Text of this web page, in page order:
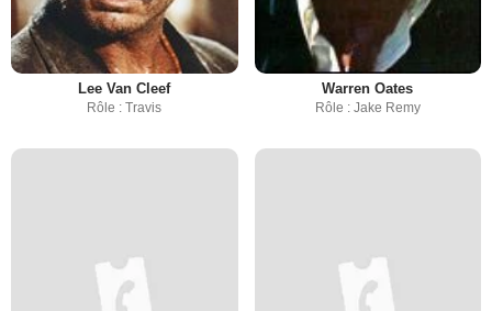
Lee Van Cleef
Rôle : Travis
Warren Oates
Rôle : Jake Remy